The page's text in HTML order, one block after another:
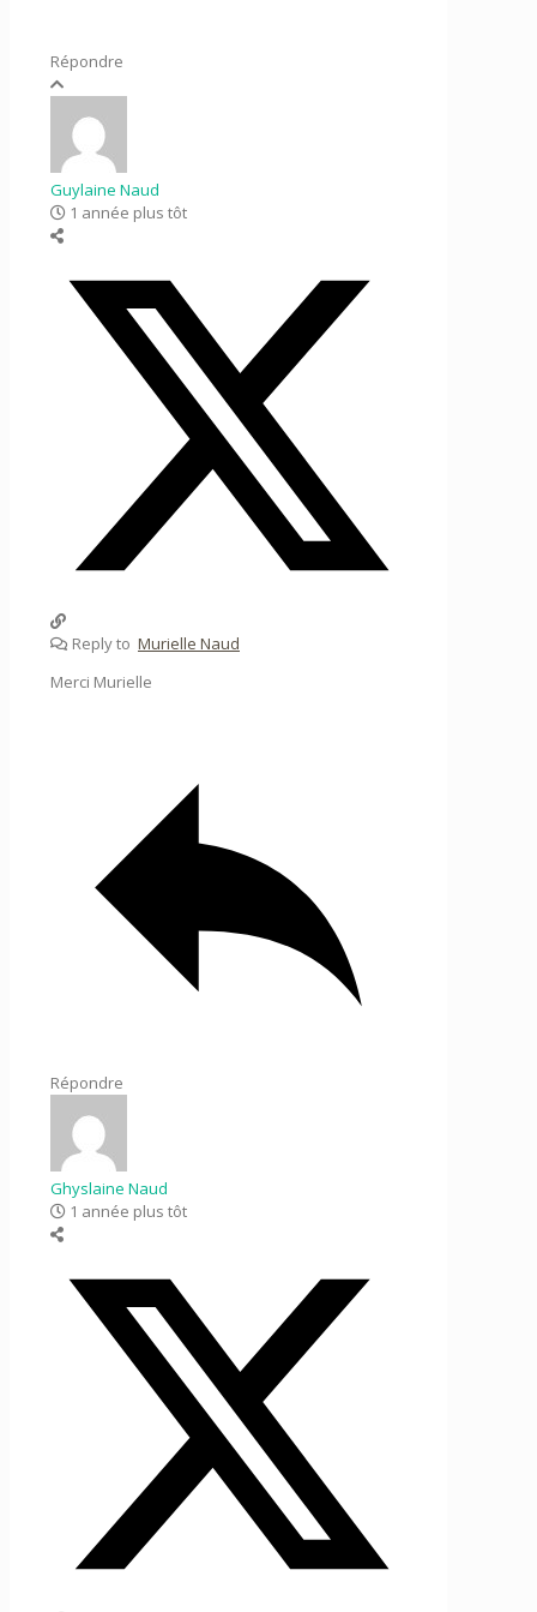
Répondre
Guylaine Naud
1 année plus tôt
Reply to Murielle Naud
Merci Murielle
Répondre
Ghyslaine Naud
1 année plus tôt